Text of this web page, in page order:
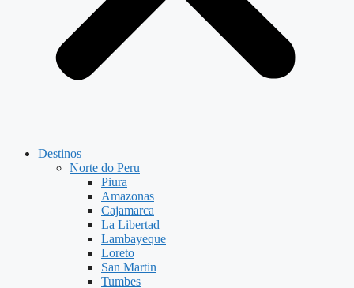
Destinos
Norte do Peru
Piura
Amazonas
Cajamarca
La Libertad
Lambayeque
Loreto
San Martin
Tumbes